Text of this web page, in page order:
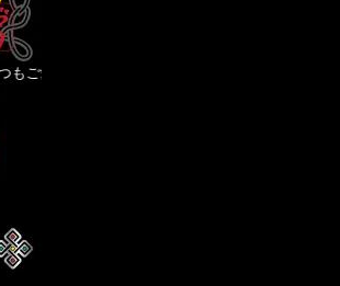
ありがとうございます 🟡Thank you for your